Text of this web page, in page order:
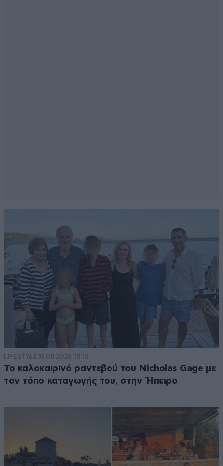
LIFESTYLE10·08·2026 18:10
Το καλοκαιρινό ραντεβού του Nicholas Gage με
τον τόπο καταγωγής του, στην Ήπειρο